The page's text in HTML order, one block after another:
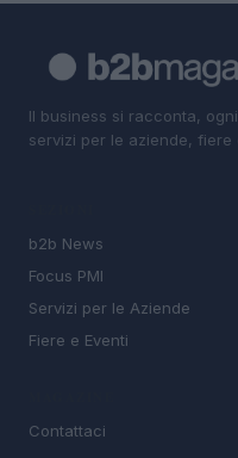
Il business si racconta,
servizi per le aziende, fiere
b2b News
Focus PMI
Servizi per le Aziende
Fiere e Eventi
Contattaci